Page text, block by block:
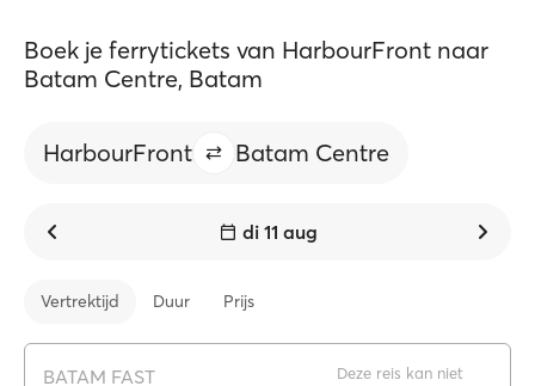
Boek je ferrytickets van HarbourFront naar
Batam Centre, Batam
HarbourFront Batam Centre
di 11 aug
Vertrektijd Duur Prijs
BATAM FAST
Deze reis kan niet